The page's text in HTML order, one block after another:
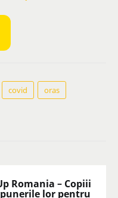
covid oras
Romania – Copiii
lor pentru